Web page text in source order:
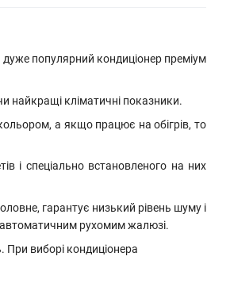
популярний кондиціонер преміум
найкращі кліматичні показники.
а якщо працює на обігрів, то
і спеціально встановленого на них
гарантує низький рівень шуму і
автоматичним рухомим жалюзі.
виборі кондиціонера